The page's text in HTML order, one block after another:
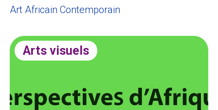
Evénements
Soutenir le Centre des arts
Art Africain Contemporain
Arts visuels